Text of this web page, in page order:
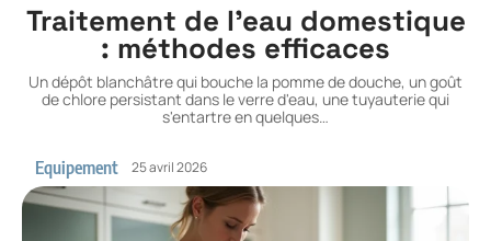
Traitement de l’eau domestique
: méthodes efficaces
Un dépôt blanchâtre qui bouche la pomme de douche, un goût
de chlore persistant dans le verre d'eau, une tuyauterie qui
s'entartre en quelques…
Equipement 25 avril 2026